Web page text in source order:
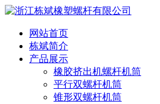
网站首页
栋斌简介
产品展示
橡胶挤出机螺杆机筒
平行双螺杆机筒
锥形双螺杆机筒